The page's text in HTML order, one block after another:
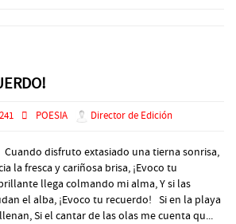
POESIA Director de Edición
Cuando disfruto extasiado una tierna sonrisa,
la fresca y cariñosa brisa, ¡Evoco tu
llega colmando mi alma, Y si las
el alba, ¡Evoco tu recuerdo! Si en la playa
Si el cantar de las olas me cuenta qu...